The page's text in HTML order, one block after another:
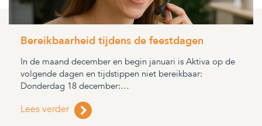
Bereikbaarheid tijdens de feestdagen
In de maand december en begin januari is Aktiva op de
volgende dagen en tijdstippen niet bereikbaar:
Donderdag 18 december:…
Lees verder